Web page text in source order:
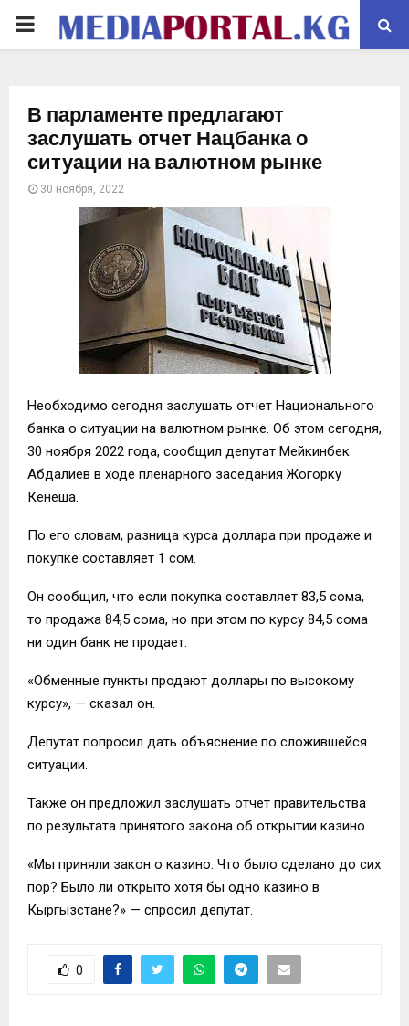
PRIMARY
В парламенте предлагают
заслушать отчет Нацбанка о
ситуации на валютном рынке
30 ноября, 2022
Необходимо сегодня заслушать отчет Национального
банка о ситуации на валютном рынке. Об этом сегодня,
30 ноября 2022 года, сообщил депутат Мейкинбек
Абдалиев в ходе пленарного заседания Жогорку
Кенеша.
По его словам, разница курса доллара при продаже и
покупке составляет 1 сом.
Он сообщил, что если покупка составляет 83,5 сома,
то продажа 84,5 сома, но при этом по курсу 84,5 сома
ни один банк не продает.
«Обменные пункты продают доллары по высокому
курсу», — сказал он.
Депутат попросил дать объяснение по сложившейся
ситуации.
Также он предложил заслушать отчет правительства
по результата принятого закона об открытии казино.
«Мы приняли закон о казино. Что было сделано до сих
пор? Было ли открыто хотя бы одно казино в
Кыргызстане?» — спросил депутат.
0